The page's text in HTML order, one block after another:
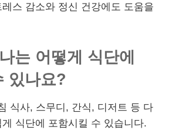
스 감소와 정신 건강에도 도움을
는 어떻게 식단에
있나요?
식사, 스무디, 간식, 디저트 등 다
식단에 포함시킬 수 있습니다.